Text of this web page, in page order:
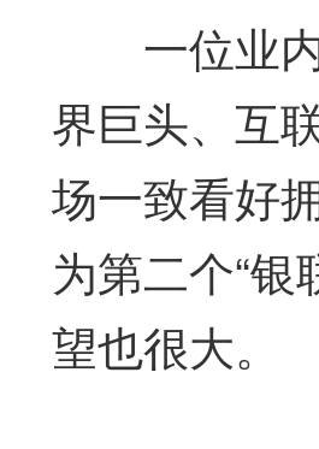
一位业内
界巨头、互
场一致看好
为第二个“
望也很大。